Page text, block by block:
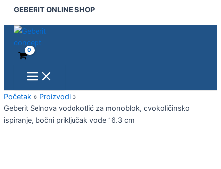
Pređi
sadržaj
GEBERIT ONLINE SHOP
Menu
Početak
Proizvodi
Geberit Selnova vodokotlić za monoblok, dvokoličinsko
ispiranje, bočni priključak vode 16.3 cm
Selnova
vodokotlić
monoblok,
dvokoličinsko
priključak
vode
16.3
cm
količina